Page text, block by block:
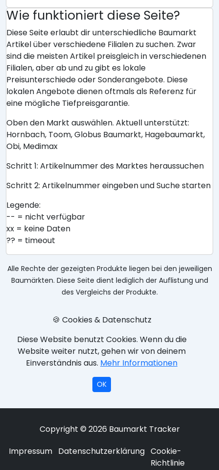
Wie funktioniert diese Seite?
Diese Seite erlaubt dir unterschiedliche Baumarkt
Artikel über verschiedene Filialen zu suchen. Zwar
sind die meisten Artikel preisgleich in verschiedenen
Filialen, aber ab und zu gibt es lokale
Preisunterschiede oder Sonderangebote. Diese
lokalen Angebote dienen oftmals als Referenz für
eine mögliche Tiefpreisgarantie.
Oben den Markt auswählen. Aktuell unterstützt:
Hornbach, Toom, Globus Baumarkt, Hagebaumarkt,
Obi, Medimax
Schritt 1: Artikelnummer des Marktes heraussuchen
Schritt 2: Artikelnummer eingeben und Suche starten
Legende:
-- = nicht verfügbar
xx = keine Daten
?? = timeout
Alle Rechte der gezeigten Produkte liegen bei den jeweiligen
Baumärkten. Diese Seite dient lediglich der Auflistung und
des Vergleichs der Produkte.
🍪 Cookies & Datenschutz
Diese Website benutzt Cookies. Wenn du die
Website weiter nutzt, gehen wir von deinem
Einverständnis aus. Mehr Informationen
OK
Copyright © 2026 Baumarkt Tracker
Impressum Datenschutzerklärung Cookie-
Richtlinie